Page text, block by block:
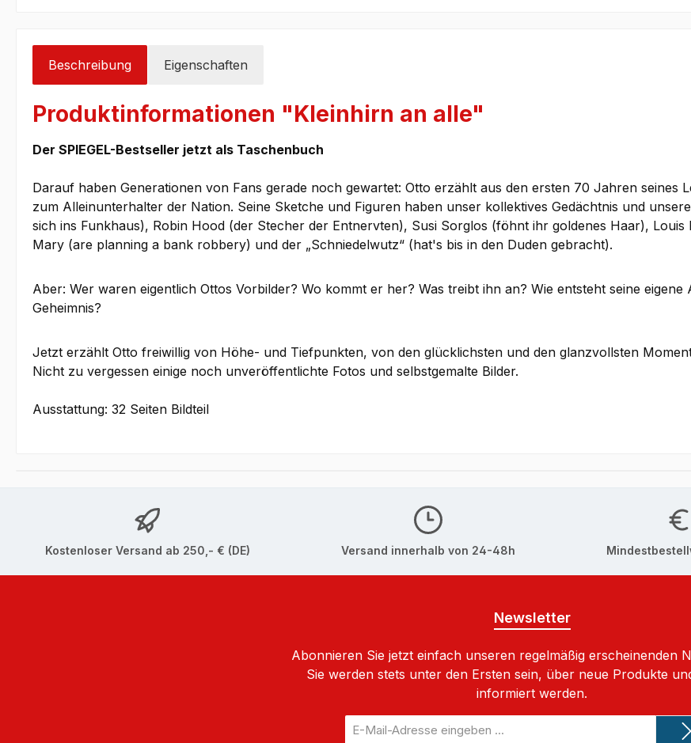
Beschreibung Eigenschaften
Produktinformationen "Kleinhirn an alle"
Der SPIEGEL-Bestseller jetzt als Taschenbuch
Darauf haben Generationen von Fans gerade noch gewartet: Otto erzählt aus den ersten 70 Jahren seines
zum Alleinunterhalter der Nation. Seine Sketche und Figuren haben unser kollektives Gedächtnis und
sich ins Funkhaus), Robin Hood (der Stecher der Entnervten), Susi Sorglos (föhnt ihr goldenes Haar),
Mary (are planning a bank robbery) und der „Schniedelwutz“ (hat's bis in den Duden gebracht).
Aber: Wer waren eigentlich Ottos Vorbilder? Wo kommt er her? Was treibt ihn an? Wie entsteht seine
Geheimnis?
Jetzt erzählt Otto freiwillig von Höhe- und Tiefpunkten, von den glücklichsten und den glanzvollsten
Nicht zu vergessen einige noch unveröffentlichte Fotos und selbstgemalte Bilder.
Ausstattung: 32 Seiten Bildteil
Kostenloser Versand ab 250,- € (DE) Versand innerhalb von 24-48h
Newsletter
Abonnieren Sie jetzt einfach unseren regelmäßig erscheinenden
Sie werden stets unter den Ersten sein, über neue Produkte
informiert werden.
Mail-